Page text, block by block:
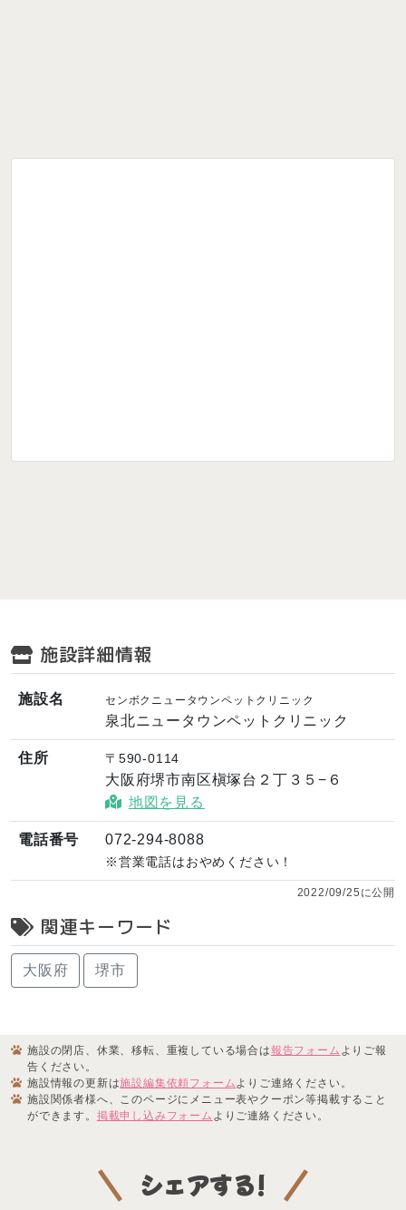
施設詳細情報
施設名 センボクニュータウンペットクリニック
泉北ニュータウンペットクリニック
住所 〒590-0114
大阪府堺市南区槇塚台２丁３５−６
地図を見る
電話番号 072-294-8088
※営業電話はおやめください！
2022/09/25に公開
関連キーワード
大阪府 堺市
施設の閉店、休業、移転、重複している場合は報告フォーム よりご報
告ください。
施設情報の更新は施設編集依頼フォーム よりご連絡ください。
施設関係者様へ、このページにメニュー表やクーポン等掲載すること
ができます。 掲載申し込みフォーム よりご連絡ください。
シェアする!